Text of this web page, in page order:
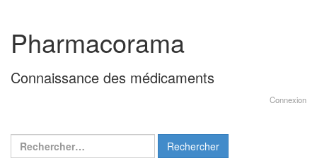
contenu
menu
principal
Pharmacorama
Connaissance des médicaments
Connexion
Rechercher :